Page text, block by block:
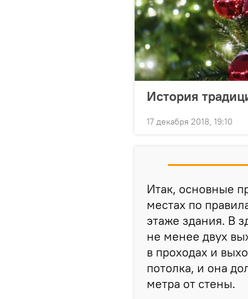
История
17 декабря 2018, 19:10
Итак, основные
местах по
этаже здания. В
не менее двух
в проходах и
потолка, и она
метра от стены.